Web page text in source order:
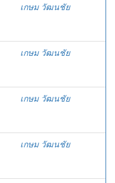
เกษม วัฒนชัย
เกษม วัฒนชัย
เกษม วัฒนชัย
เกษม วัฒนชัย